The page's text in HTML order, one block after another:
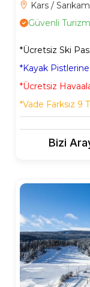
Kars /
Güvenli
*Ücretsiz Ski
*Kayak Pistlerine
*Ücretsiz
*Vade Farksız 9
Bizi